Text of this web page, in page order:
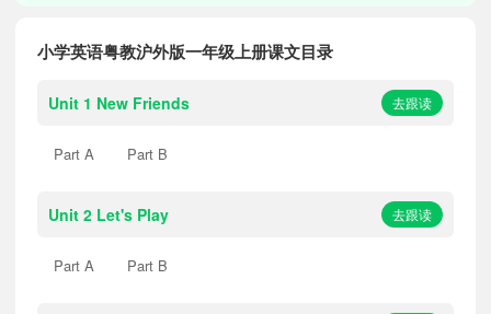
小学英语粤教沪外版一年级上册课文目录
Unit 1 New Friends 去跟读
Part A Part B
Unit 2 Let's Play 去跟读
Part A Part B